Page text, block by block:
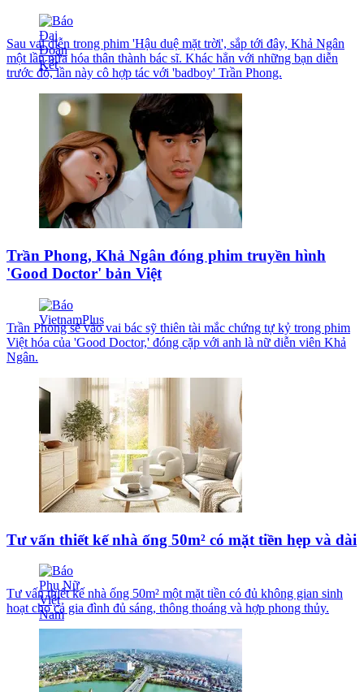
Sau vai diễn trong phim 'Hậu duệ mặt trời', sắp tới đây, Khả Ngân
một lần nữa hóa thân thành bác sĩ. Khác hẳn với những bạn diễn
trước đó, lần này cô hợp tác với 'badboy' Trần Phong.
Trần Phong, Khả Ngân đóng phim truyền hình
'Good Doctor' bản Việt
Trần Phong sẽ vào vai bác sỹ thiên tài mắc chứng tự kỷ trong phim
Việt hóa của 'Good Doctor,' đóng cặp với anh là nữ diễn viên Khả
Ngân.
Tư vấn thiết kế nhà ống 50m² có mặt tiền hẹp và dài
Tư vấn thiết kế nhà ống 50m² một mặt tiền có đủ không gian sinh
hoạt cho cả gia đình đủ sáng, thông thoáng và hợp phong thủy.